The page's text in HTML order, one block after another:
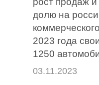
долю на
2023 года
1250
03.11.2023